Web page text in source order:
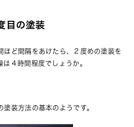
目の塗装
ほど間隔をあけたら、２度めの塗装を
４時間程度でしょうか。
塗装方法の基本のようです。